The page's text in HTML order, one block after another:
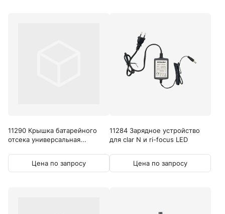
11290 Крышка батарейного
отсека универсальная...
Цена по запросу
11284 Зарядное устройство
для clar N и ri-focus LED
Цена по запросу